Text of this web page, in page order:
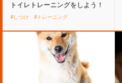
トイレトレーニングをしよう！
しつけ トレーニング